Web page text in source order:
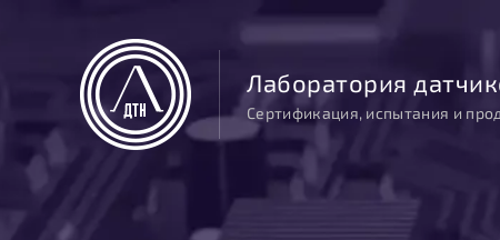
Лаборатория
Сертификация, испытания и